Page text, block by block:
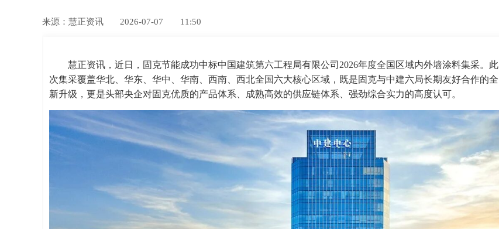
来源：慧正资讯 2026-07-07 11:50
慧正资讯， 近日，固克节能成功中标中国建筑第六工程局有限公司2026年度全国区域内外墙涂料集采。 此
次集采覆盖华北、华东、华中、华南、西南、西北全国六大核心区域，既是固克与中建六局长期友好合作的全
新升级，更是头部央企对固克优质的产品体系、成熟高效的供应链体系、强劲综合实力的高度认可。